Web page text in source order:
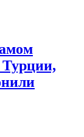
Турции,